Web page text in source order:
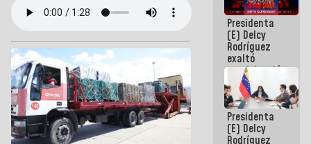
Presidenta
(E) Delcy
Rodríguez
exaltó
participación
de
Venezuela
en Juegos
Centroamericanos
y del Caribe
Presidenta
(E) Delcy
Rodríguez